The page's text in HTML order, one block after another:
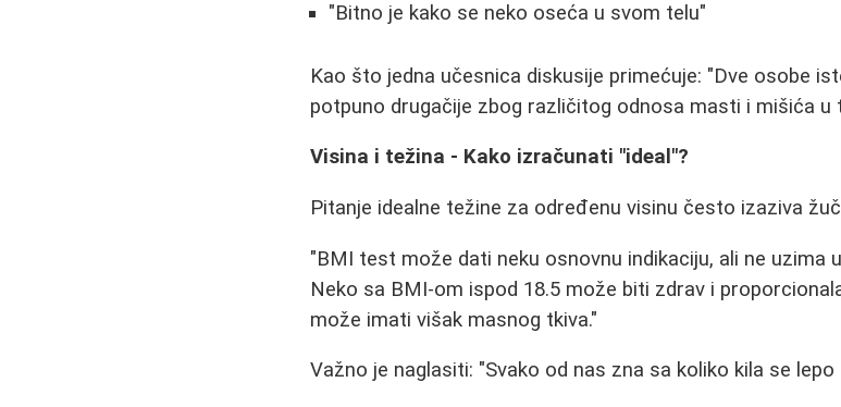
"Bitno je kako se neko oseća u svom telu"
Kao što jedna učesnica diskusije primećuje: "Dve osobe
potpuno drugačije zbog različitog odnosa masti i mišića u
Visina i težina - Kako izračunati "ideal"?
Pitanje idealne težine za određenu visinu često izaziva
"BMI test može dati neku osnovnu indikaciju, ali ne uzima
Neko sa BMI-om ispod 18.5 može biti zdrav i
može imati višak masnog tkiva."
Važno je naglasiti: "Svako od nas zna sa koliko kila se